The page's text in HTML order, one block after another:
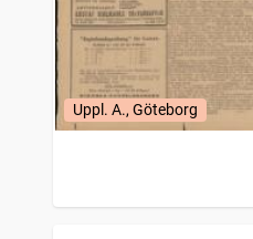
Uppl. A., Göteborg